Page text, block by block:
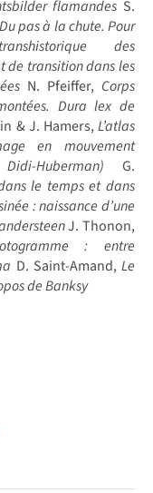
flamandes S.
Du pas à la chute. Pour
des
de transition dans les
N. Pfeiffer, Corps
Dura lex de
& J. Hamers,L’atlas
en mouvement
Huberman) G.
le temps et dans
: naissance d’une
J. Thonon,
: entre
D. Saint-Amand, Le
de Banksy